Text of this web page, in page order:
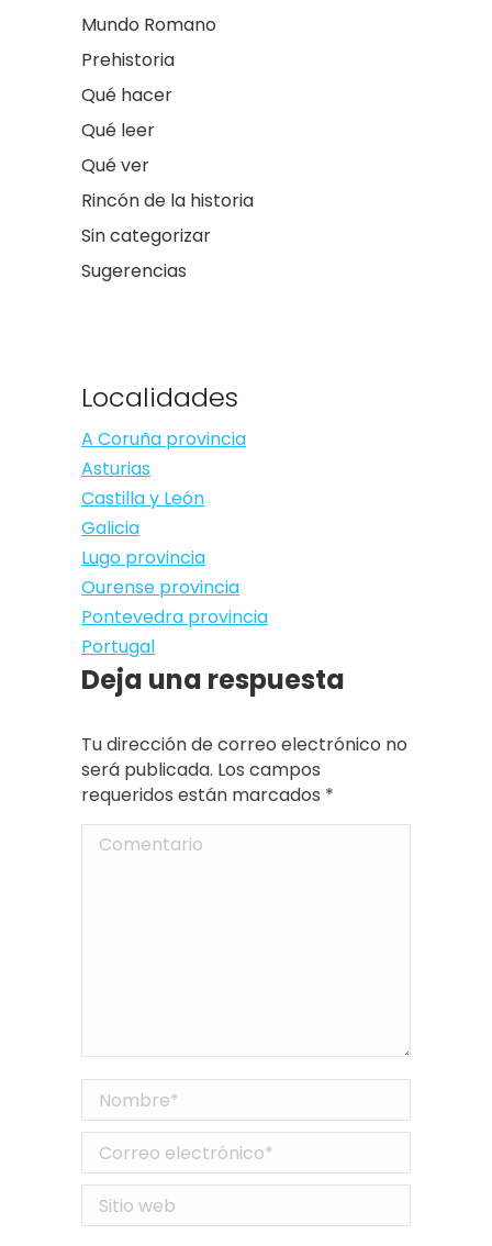
Mundo Romano
Prehistoria
Qué hacer
Qué leer
Qué ver
Rincón de la historia
Sin categorizar
Sugerencias
Localidades
A Coruña provincia
Asturias
Castilla y León
Galicia
Lugo provincia
Ourense provincia
Pontevedra provincia
Portugal
Deja una respuesta
Tu dirección de correo electrónico no
será publicada. Los campos
requeridos están marcados *
Comentario
Nombre *
Correo electrónico *
Sitio web